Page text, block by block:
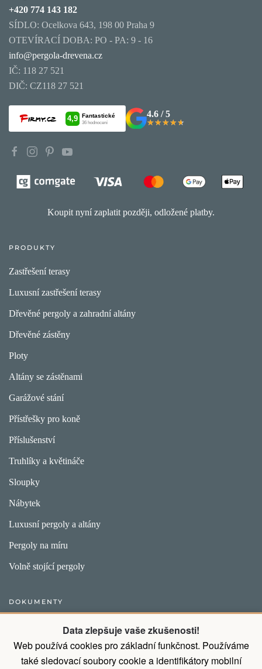
Data zlepšuje vaše zkušenosti!
Web používá cookies pro základní funkčnost. Používáme
také sledovací soubory cookie a identifikátory mobilní
+420 774 143 182
SÍDLO: Ocelkova 643, 198 00 Praha 9
OTEVÍRACÍ DOBA: PO - PA: 9 - 16
info@pergola-drevena.cz
IČ: 118 27 521
DIČ: CZ118 27 521
4.6 / 5
★★★★★
★★★★★
Koupit nyní zaplatit později, odložené platby.
PRODUKTY
Zastřešení terasy
Luxusní zastřešení terasy
Dřevěné pergoly a zahradní altány
Dřevěné zástěny
Ploty
Altány se zástěnami
Garážové stání
Přístřešky pro koně
Příslušenství
Truhlíky a květináče
Sloupky
Nábytek
Luxusní pergoly a altány
Pergoly na míru
Volně stojící pergoly
DOKUMENTY
Obecný postup pro vytvoření objednávky
Přirozené vlastnosti dřeva